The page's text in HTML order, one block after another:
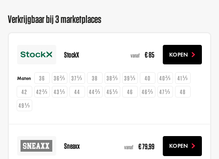
Verkrijgbaar bij 3 marketplaces
StockX vanaf € 85 KOPEN
Maten 36 36⅔ 37⅓ 38 38⅔ 39⅓ 40 40⅔
41⅓
42
42⅔ 43⅓ 44 44⅔ 45⅓ 46 46⅔ 47⅓
48
49⅓
Sneaxx vanaf € 79,99 KOPEN